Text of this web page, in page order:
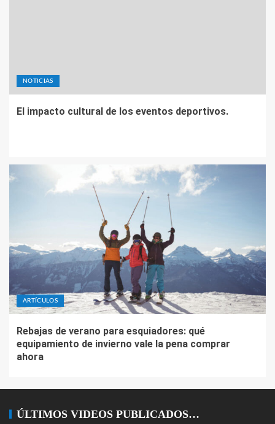
NOTICIAS
El impacto cultural de los eventos deportivos.
ARTÍCULOS
Rebajas de verano para esquiadores: qué
equipamiento de invierno vale la pena comprar
ahora
ÚLTIMOS VIDEOS PUBLICADOS…